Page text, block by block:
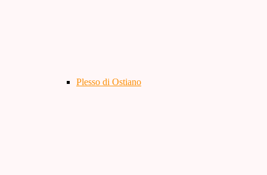
Plesso di Ostiano